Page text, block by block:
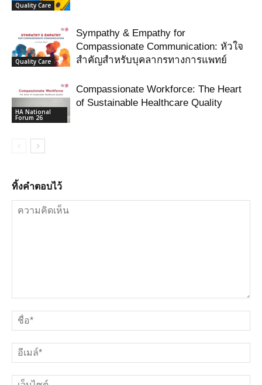
Quality Care
Quality Care
Sympathy & Empathy for
Compassionate Communication: หัวใจ
สำคัญสำหรับบุคลากรทางการแพทย์
HA National
Forum 26
Compassionate Workforce: The Heart
of Sustainable Healthcare Quality
ทิ้งคำตอบไว้